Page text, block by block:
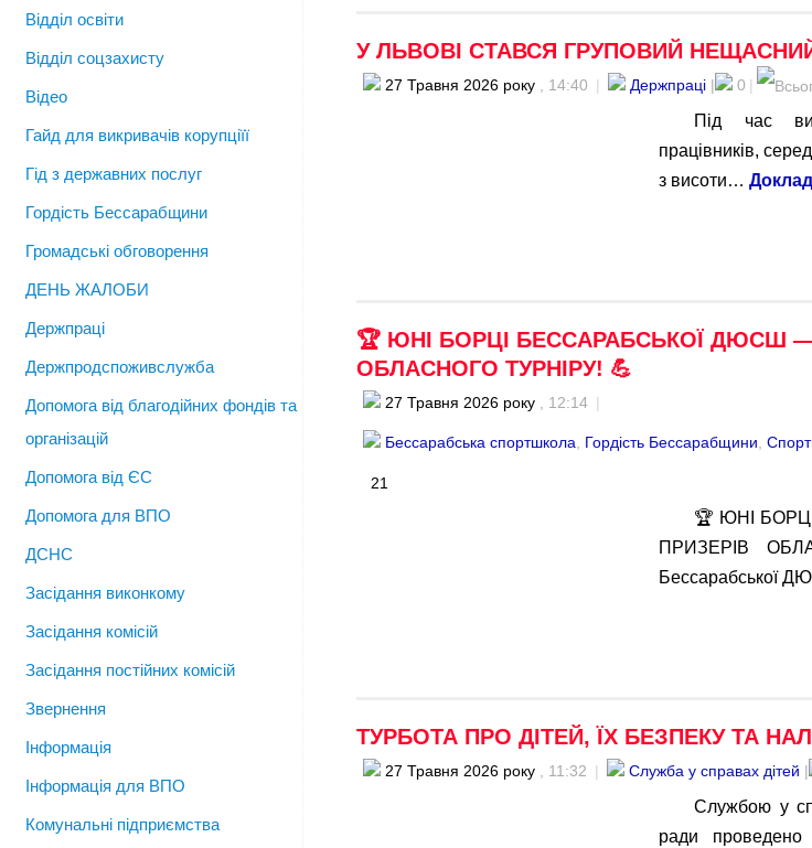
У ЛЬВОВІ СТАВСЯ ГРУПОВИЙ
27 Травня 2026 року , 14:40 | Держпраці | 0 |
Під час
працівників,
з висоти…
🏆 ЮНІ БОРЦІ БЕССАРАБСЬКОЇ ДЮСШ
ОБЛАСНОГО ТУРНІРУ! 💪
27 Травня 2026 року , 12:14 |
Бессарабська спортшкола Гордість Бессарабщини
21
🏆 ЮНІ
ПРИЗЕРІВ
Бессарабської
ТУРБОТА ПРО ДІТЕЙ, ЇХ БЕЗПЕКУ ТА
27 Травня 2026 року , 11:32 | Служба у справах дітей |
Службою у
ради проведено
Відділ освіти
Відділ соцзахисту
Відео
Гайд для викривачів корупціїї
Гід з державних послуг
Гордість Бессарабщини
Громадські обговорення
ДЕНЬ ЖАЛОБИ
Держпраці
Держпродспоживслужба
Допомога від благодійних фондів та
організацій
Допомога від ЄС
Допомога для ВПО
ДСНС
Засідання виконкому
Засідання комісій
Засідання постійних комісій
Звернення
Інформація
Інформація для ВПО
Комунальні підприємства